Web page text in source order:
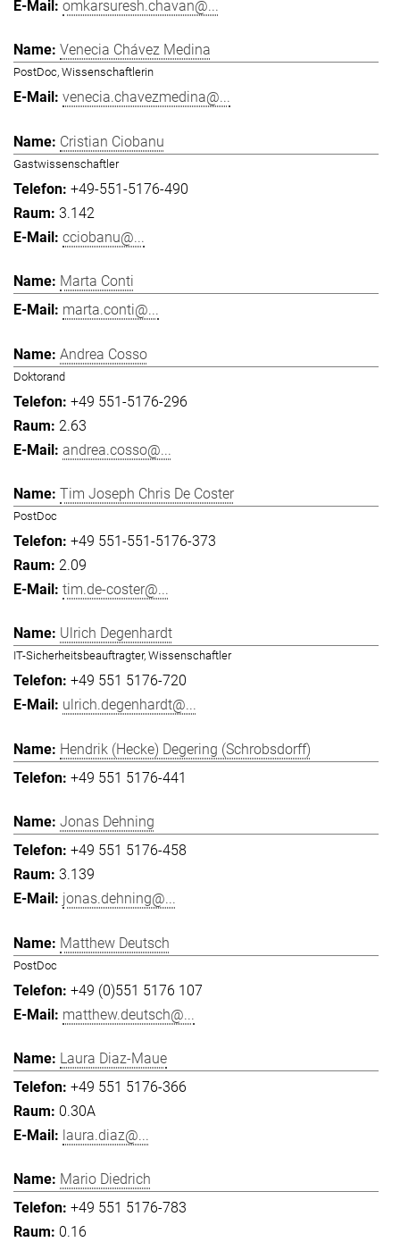
omkarsuresh.chavan@...
Venecia Chávez Medina
PostDoc, Wissenschaftlerin
venecia.chavezmedina@...
Cristian Ciobanu
Gastwissenschaftler
+49-551-5176-490
3.142
cciobanu@...
Marta Conti
marta.conti@...
Andrea Cosso
Doktorand
+49 551-5176-296
2.63
andrea.cosso@...
Tim Joseph Chris De Coster
PostDoc
+49 551-551-5176-373
2.09
tim.de-coster@...
Ulrich Degenhardt
IT-Sicherheitsbeauftragter, Wissenschaftler
+49 551 5176-720
ulrich.degenhardt@...
Hendrik (Hecke) Degering (Schrobsdorff)
+49 551 5176-441
Jonas Dehning
+49 551 5176-458
3.139
jonas.dehning@...
Matthew Deutsch
PostDoc
+49 (0)551 5176 107
matthew.deutsch@...
Laura Diaz-Maue
+49 551 5176-366
0.30A
laura.diaz@...
Mario Diedrich
+49 551 5176-783
0.16